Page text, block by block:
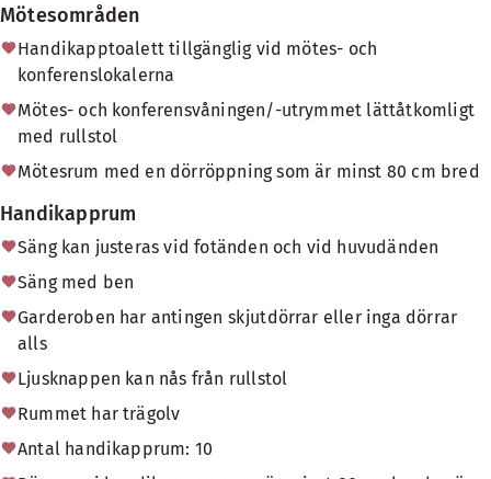
Mötesområden
Handikapptoalett tillgänglig vid mötes- och
konferenslokalerna
Mötes- och konferensvåningen/-utrymmet lättåtkomligt
med rullstol
Mötesrum med en dörröppning som är minst 80 cm bred
Handikapprum
Säng kan justeras vid fotänden och vid huvudänden
Säng med ben
Garderoben har antingen skjutdörrar eller inga dörrar
alls
Ljusknappen kan nås från rullstol
Rummet har trägolv
Antal handikapprum: 10